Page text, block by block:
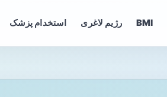
BMI رژیم لاغری استخدام پزشک